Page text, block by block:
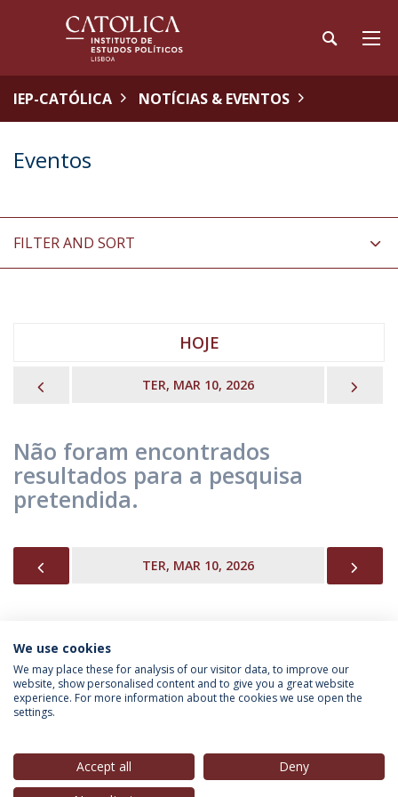
IEP-CATÓLICA NOTÍCIAS & EVENTOS
Eventos
FILTER AND SORT
HOJE
TER, MAR 10, 2026
Não foram encontrados
resultados para a pesquisa
pretendida.
TER, MAR 10, 2026
INFORMAÇÃO PARA
We use cookies
We may place these for analysis of our visitor data, to improve our
website, show personalised content and to give you a great website
experience. For more information about the cookies we use open the
settings.
Accept all
Deny